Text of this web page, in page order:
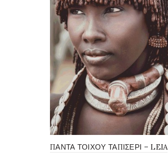
ΠΑΝΤΑ ΤΟΙΧΟΥ ΤΑΠΙΣΕΡΙ – LEIA